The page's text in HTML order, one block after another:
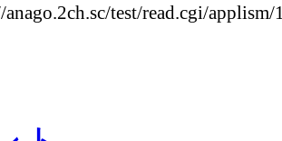
test/read.cgi/